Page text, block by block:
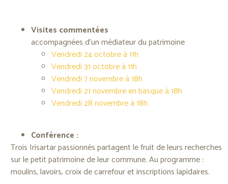
Visites commentées
accompagnées d’un médiateur du patrimoine
Vendredi 24 octobre à 11h
Vendredi 31 octobre à 11h
Vendredi 7 novembre à 18h
Vendredi 21 novembre en basque à 18h
Vendredi 28 novembre à 18h.
Conférence :
Trois Irisartar passionnés partagent le fruit de leurs recherches
sur le petit patrimoine de leur commune. Au programme :
moulins, lavoirs, croix de carrefour et inscriptions lapidaires.